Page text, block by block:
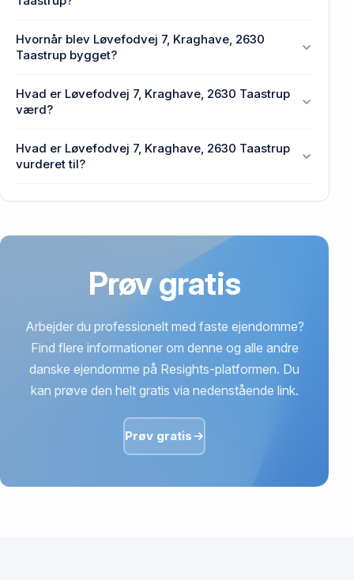
Enhedens BBR-areal er 183 m² på Løvefodvej 7,
Kraghave, 2630 Taastrup.
Hvornår blev Løvefodvej 7, Kraghave, 2630
Taastrup bygget?
Løvefodvej 7, Kraghave, 2630 Taastrup.
Hvad er Løvefodvej 7, Kraghave, 2630 Taastrup
værd?
2630 Taastrup senest blev handlet i 2003.
Hvad er Løvefodvej 7, Kraghave, 2630 Taastrup
vurderet til?
Prøv gratis
Arbejder du professionelt med faste ejendomme?
Find flere informationer om denne og alle andre
danske ejendomme på Resights-platformen. Du
kan prøve den helt gratis via nedenstående link.
Prøv gratis